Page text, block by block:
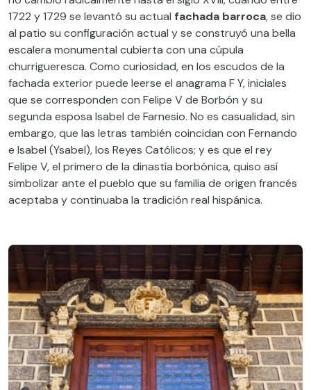
1722 y 1729 se levantó su actual fachada barroca, se dio
al patio su configuración actual y se construyó una bella
escalera monumental cubierta con una cúpula
churrigueresca. Como curiosidad, en los escudos de la
fachada exterior puede leerse el anagrama F Y, iniciales
que se corresponden con Felipe V de Borbón y su
segunda esposa Isabel de Farnesio. No es casualidad, sin
embargo, que las letras también coincidan con Fernando
e Isabel (Ysabel), los Reyes Católicos; y es que el rey
Felipe V, el primero de la dinastía borbónica, quiso así
simbolizar ante el pueblo que su familia de origen francés
aceptaba y continuaba la tradición real hispánica.